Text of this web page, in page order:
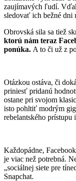
zaujímavých ľudí.
sledovať ich bežné dni
Obrovská sila sa tiež
ktorú nám teraz
ponúka. A to či už z
Otázkou ostáva, či
priniesť pridanú
ostane pri svojom
isto pohltiť modrým
rebelantského prístupu
Každopádne,
je viac než potrebná.
„sociálnej siete pre
Snapchat.